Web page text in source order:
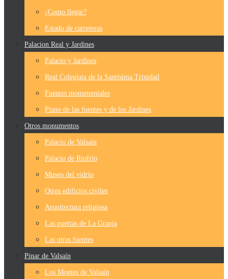
¿Como llegar?
Estado de carreteras
Palacion Real y Jardines
Palacio y Jardines
Real Colegiata de la Santísima Trinidad
Fuentes monumentales
Plano de las fuentes y de los Jardines
Otros monumentos
Palacio de Valsaín
Palacio de Riofrío
Museo del vidrio
Otros edificios civiles
Arquitectura religiosa
Las puertas de La Granja
Las otras fuentes
Pinar de Valsaín
Los Montes de Valsaín